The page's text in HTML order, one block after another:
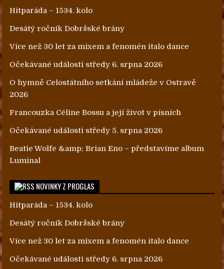
Hitparáda – 1534. kolo
Desátý ročník Dobršské brány
Více než 30 let za mixem a fenomén italo dance
Očekávané události středy 6. srpna 2026
O hymně Celostátního setkání mládeže v Ostravě
2026
Francouzka Céline Bossu a její život v písních
Očekávané události středy 5. srpna 2026
Beatie Wolfe &amp; Brian Eno – představíme album
Luminal
NOVINKY Z PROGLAS
Hitparáda – 1534. kolo
Desátý ročník Dobršské brány
Více než 30 let za mixem a fenomén italo dance
Očekávané události středy 6. srpna 2026